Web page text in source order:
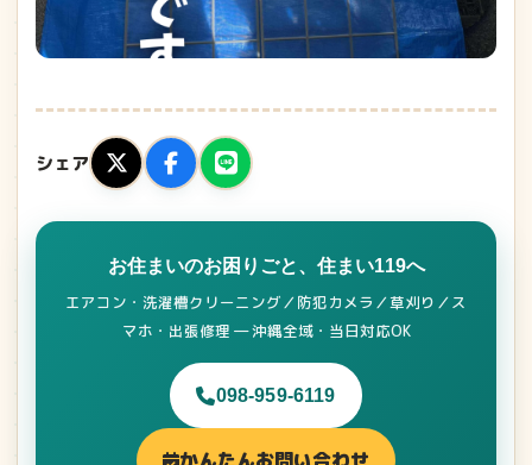
シェア
お住まいのお困りごと、住まい119へ
エアコン・洗濯槽クリーニング／防犯カメラ／草刈り／ス
マホ・出張修理 ― 沖縄全域・当日対応OK
098-959-6119